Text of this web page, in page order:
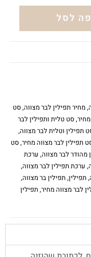
לסל
,מחיר תפילין לבר מצווה,סט
,סט טלית ותפילין לבר
תפילין וטלית לבר מצווה,
תפילין לבר מצווה מחיר,סט
מהודר לבר מצווה, ערכת
, ערכת תפילין לבר מצווה,
,תפילין,תפילין בר מצווה,
לבר מצווה מחיר,תפילין